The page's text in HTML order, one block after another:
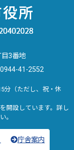
3番地
41-2552
分（ただし、祝・休
開設しています。詳し
。
庁舎案内